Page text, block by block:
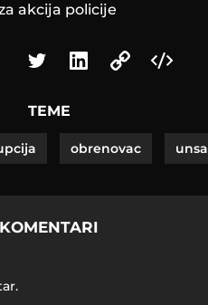
akcija policije
TEME
obrenovac
KOMENTARI